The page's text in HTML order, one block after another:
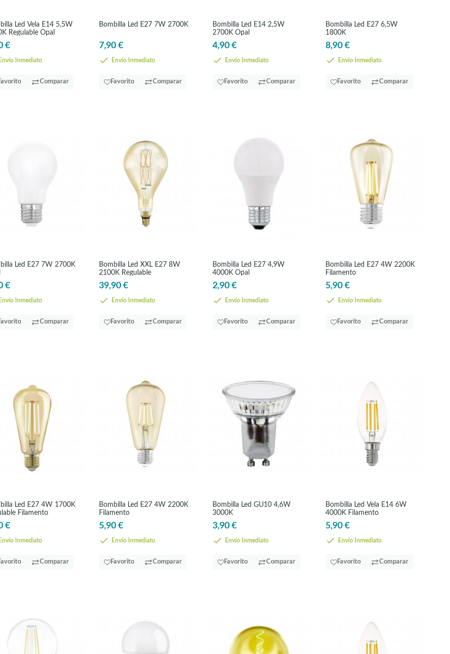
Led Vela E14 5,5W
Regulable Opal
€
Envío Inmediato
Comparar
Bombilla Led E27 7W 2700K
7,90 €
Envío Inmediato
Favorito Comparar
Bombilla Led E14 2,5W
2700K Opal
4,90 €
Envío Inmediato
Favorito Comparar
Bombilla Led E27 6,5W
1800K
8,90 €
Envío Inmediato
Favorito Comparar
Led E27 7W 2700K
€
Envío Inmediato
Comparar
Bombilla Led XXL E27 8W
2100K Regulable
39,90 €
Envío Inmediato
Favorito Comparar
Bombilla Led E27 4,9W
4000K Opal
2,90 €
Envío Inmediato
Favorito Comparar
Bombilla Led E27 4W 2200K
Filamento
5,90 €
Envío Inmediato
Favorito Comparar
Led E27 4W 1700K
Filamento
€
Envío Inmediato
Comparar
Bombilla Led E27 4W 2200K
Filamento
5,90 €
Envío Inmediato
Favorito Comparar
Bombilla Led GU10 4,6W
3000K
3,90 €
Envío Inmediato
Favorito Comparar
Bombilla Led Vela E14 6W
4000K Filamento
5,90 €
Envío Inmediato
Favorito Comparar